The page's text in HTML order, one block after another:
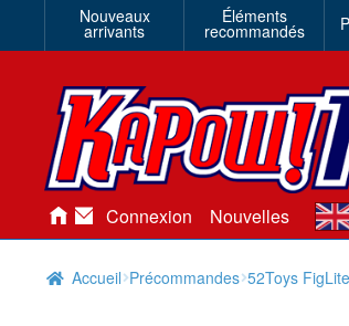
Nouveaux
arrivants
Éléments
recommandés
Connexion Nouvelles en
Accueil Précommandes 52Toys